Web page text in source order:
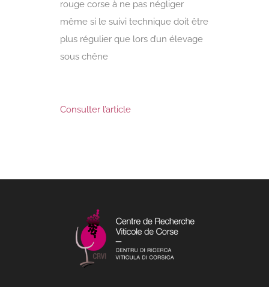
rouge corse à ne pas négliger
même si le suivi technique doit être
plus régulier que lors d’un élevage
sous chêne
Consulter l’article